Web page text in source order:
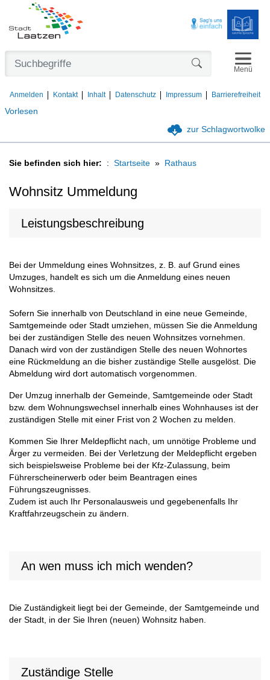
Vorlesen
Anmelden Kontakt Inhalt Datenschutz Impressum Barrierefreiheit
Menü
zur Schlagwortwolke
Sie befinden sich hier: Startseite Rathaus
Wohnsitz Ummeldung
Leistungsbeschreibung
Bei der Ummeldung eines Wohnsitzes, z. B. auf Grund eines
Umzuges, handelt es sich um die Anmeldung eines neuen
Wohnsitzes.
Sofern Sie innerhalb von Deutschland in eine neue Gemeinde,
Samtgemeinde oder Stadt umziehen, müssen Sie die Anmeldung
bei der zuständigen Stelle des neuen Wohnsitzes vornehmen.
Danach wird von der zuständigen Stelle des neuen Wohnortes
eine Rückmeldung an die bisher zuständige Stelle ausgelöst. Die
Abmeldung wird dort automatisch vorgenommen.
Der Umzug innerhalb der Gemeinde, Samtgemeinde oder Stadt
bzw. dem Wohnungswechsel innerhalb eines Wohnhauses ist der
zuständigen Stelle mit einer Frist von 2 Wochen zu melden.
Kommen Sie Ihrer Meldepflicht nach, um unnötige Probleme und
Ärger zu vermeiden. Bei der Verletzung der Meldepflicht ergeben
sich beispielsweise Probleme bei der Kfz-Zulassung, beim
Führerscheinerwerb oder beim Beantragen eines
Führungszeugnisses.
Zudem ist auch Ihr Personalausweis und gegebenenfalls Ihr
Kraftfahrzeugschein zu ändern.
An wen muss ich mich wenden?
Die Zuständigkeit liegt bei der Gemeinde, der Samtgemeinde und
der Stadt, in der Sie Ihren (neuen) Wohnsitz haben.
Zuständige Stelle